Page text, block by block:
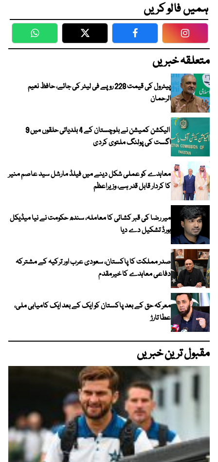
ہمیں فالو کریں
WhatsApp Twitter Facebook
متعلقہ خبریں
پیٹرول کی قیمت 228 روپے فی لیٹر کی جائے، حافظ نعیم
الرحمان
الیکشن کمیشن نے بلوچستان کے 4 بلدیاتی حلقوں میں 9
اگست کی پولنگ ملتوی کردی
معاہدے کو عملی شکل دینے میں فیلڈ مارشل سید عاصم منیر
کا کردار قابل قدر ہے، وزیراعظم
میر رضا کی قبر کشائی کا معاملہ، سندھ حکومت نے نیا میڈیکل
بورڈ تشکیل دے دیا
صدر مملکت کا پاکستان، سعودی عرب اور ترکیہ کے مشترکہ
دفاعی معاہدے کا خیرمقدم
معرکہ حق کے بعد پاکستان کو ایک کے بعد ایک کامیابی ملی،
عطا تارڑ
مقبول ترین خبریں